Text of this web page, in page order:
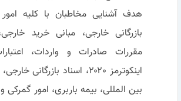
هدف آشنایی مخاطبان با کلیه
بازرگانی خارجی، مبانی خرید
مقررات صادرات و واردات،
اینکوترمز ۲۰۲۰، اسناد
بین المللی، بیمه باربری، امور